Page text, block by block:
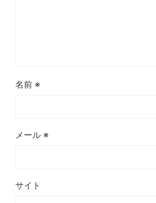
名前 ※
メール ※
サイト